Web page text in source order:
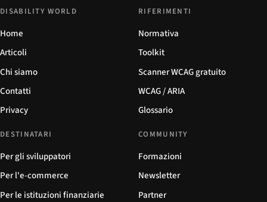
DISABILITY WORLD
Home
Articoli
Chi siamo
Contatti
Privacy
RIFERIMENTI
Normativa
Toolkit
Scanner WCAG gratuito
WCAG / ARIA
Glossario
DESTINATARI
Per gli sviluppatori
Per l'e-commerce
Per le istituzioni finanziarie
COMMUNITY
Formazioni
Newsletter
Partner